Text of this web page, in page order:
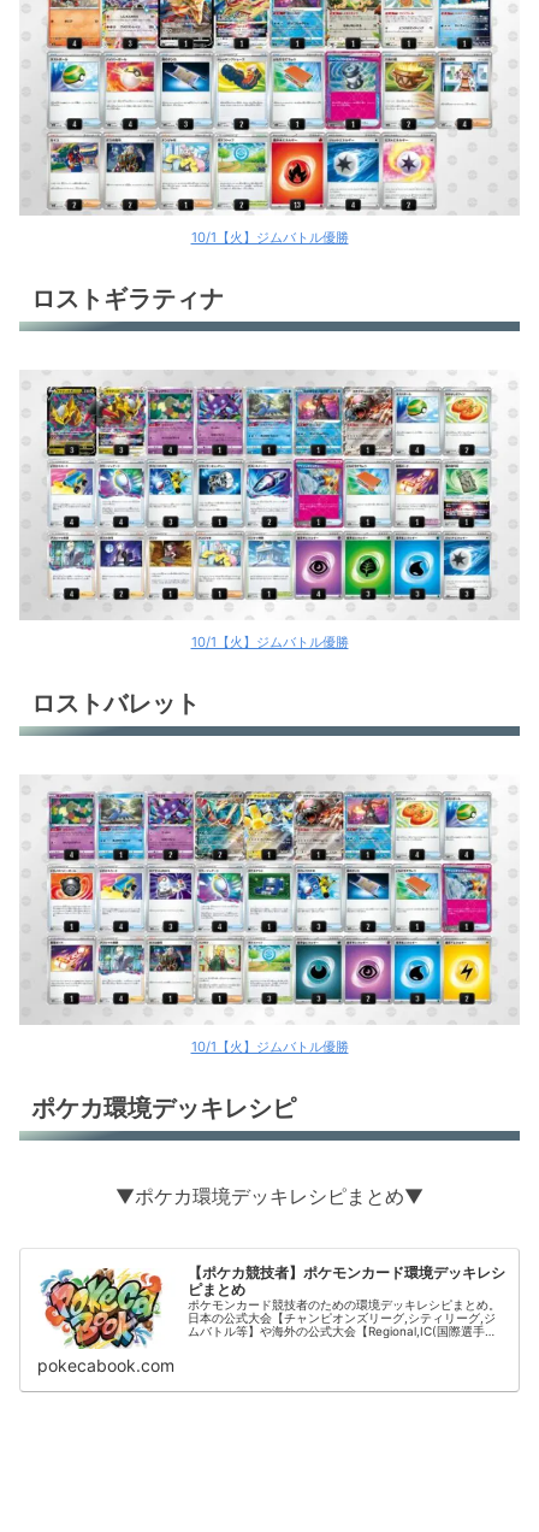
10/1【火】ジムバトル優勝
ロストギラティナ
10/1【火】ジムバトル優勝
ロストバレット
10/1【火】ジムバトル優勝
ポケカ環境デッキレシピ
▼ポケカ環境デッキレシピまとめ▼
【ポケカ競技者】ポケモンカード環境デッキレシ
ピまとめ
ポケモンカード競技者のための環境デッキレシピまとめ。
日本の公式大会【チャンピオンズリーグ,シティリーグ,ジ
ムバトル等】や海外の公式大会【Regional,IC(国際選手
pokecabook.com